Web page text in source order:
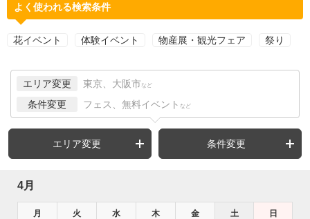
よく使われる検索条件
花イベント 体験イベント 物産展・観光フェア 祭り
エリア変更 東京、大阪市 など
条件変更 フェス、無料イベント など
エリア変更 条件変更
4月
月 火 水 木 金 土 日